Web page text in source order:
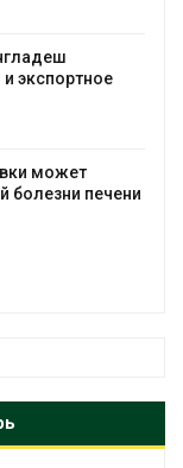
экспортное
может
болезни печени